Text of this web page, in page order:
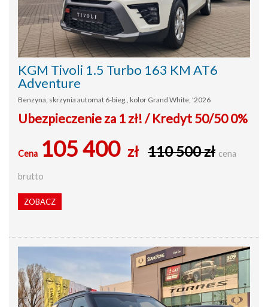
KGM Tivoli 1.5 Turbo 163 KM AT6
Adventure
Benzyna, skrzynia automat 6-bieg., kolor Grand White, '2026
Ubezpieczenie za 1 zł! / Kredyt 50/50 0%
Cena 105 400 zł 110 500 zł cena
brutto
ZOBACZ